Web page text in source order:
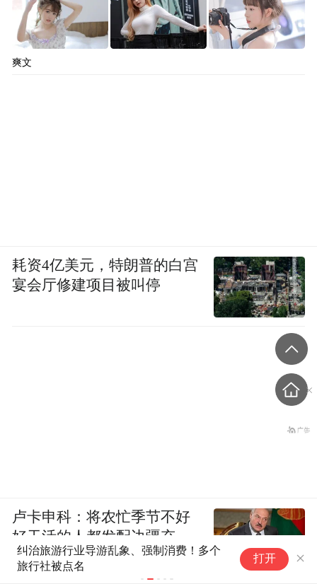
纠治旅游行业导游乱象、强制消费！多个
旅行社被点名
*ST泉为千
1550万元
打开
爽文
耗资4亿美元，特朗普的白宫
宴会厅修建项目被叫停
卢卡申科：将农忙季节不好
好干活的人都发配边疆充
军！